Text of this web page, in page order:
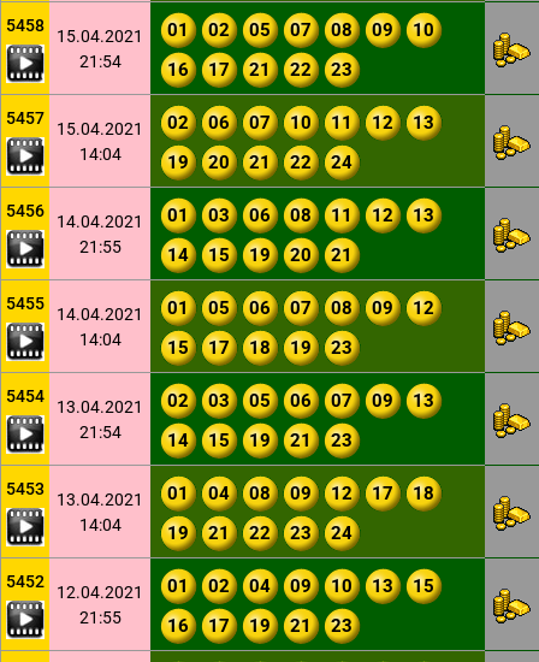
5458
15.04.2021
21:54
01 02 05 07 08 09
10
16
17 21 22 23
5457
15.04.2021
14:04
02 06 07 10 11 12
13
19
20 21 22 24
5456
14.04.2021
21:55
01 03 06 08 11 12
13
14
15 19 20 21
5455
14.04.2021
14:04
01 05 06 07 08 09
12
15
17 18 19 23
5454
13.04.2021
21:54
02 03 05 06 07 09
13
14
15 19 21 23
5453
13.04.2021
14:04
01 04 08 09 12 17
18
19
21 22 23 24
5452
12.04.2021
21:55
01 02 04 09 10 13
15
16
17 19 21 23